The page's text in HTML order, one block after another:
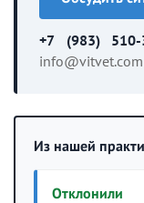
+7 (983) 510-
info@vitvet.com
Из нашей